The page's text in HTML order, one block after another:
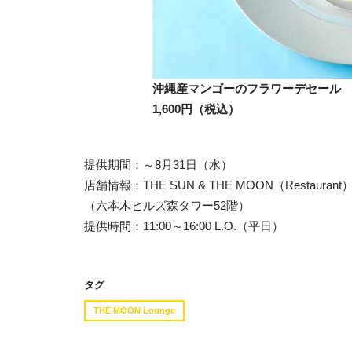
沖縄産マンゴーのフラワーデセール
1,600円（税込）
提供期間：～8月31日（水）
店舗情報：THE SUN & THE MOON（Restaurant
（六本木ヒルズ森タワー52階）
提供時間：11:00～16:00 L.O.（平日）
タグ
THE MOON Lounge